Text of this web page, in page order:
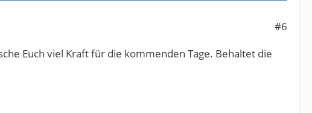
#6
Euch viel Kraft für die kommenden Tage. Behaltet die